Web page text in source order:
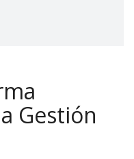
Gestión